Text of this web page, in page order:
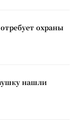
охраны
нашли